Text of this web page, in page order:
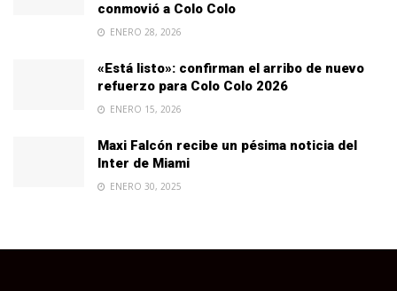
conmovió a Colo Colo
ENERO 28, 2026
«Está listo»: confirman el arribo de nuevo
refuerzo para Colo Colo 2026
ENERO 15, 2026
Maxi Falcón recibe un pésima noticia del
Inter de Miami
ENERO 30, 2025